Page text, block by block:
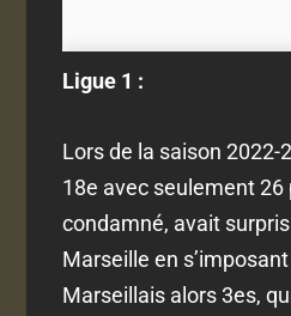
Ligue 1 :
Lors de la saison 2022-
18e avec seulement 26
condamné, avait surpris
Marseille en
Marseillais alors 3es,